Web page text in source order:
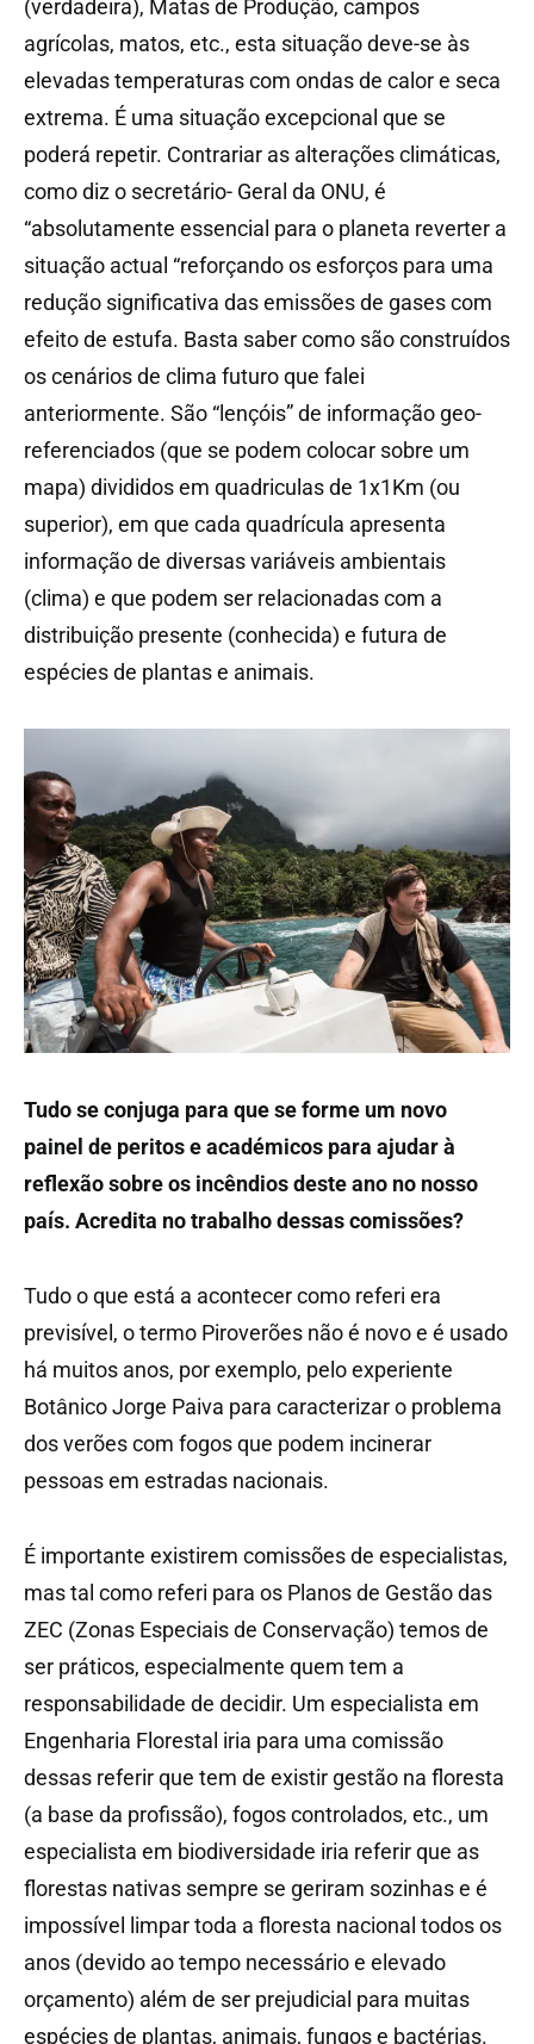
(verdadeira), Matas de Produção, campos
agrícolas, matos, etc., esta situação deve-se às
elevadas temperaturas com ondas de calor e seca
extrema. É uma situação excepcional que se
poderá repetir. Contrariar as alterações climáticas,
como diz o secretário- Geral da ONU, é
“absolutamente essencial para o planeta reverter a
situação actual “reforçando os esforços para uma
redução significativa das emissões de gases com
efeito de estufa. Basta saber como são construídos
os cenários de clima futuro que falei
anteriormente. São “lençóis” de informação geo-
referenciados (que se podem colocar sobre um
mapa) divididos em quadriculas de 1x1Km (ou
superior), em que cada quadrícula apresenta
informação de diversas variáveis ambientais
(clima) e que podem ser relacionadas com a
distribuição presente (conhecida) e futura de
espécies de plantas e animais.
Tudo se conjuga para que se forme um novo
painel de peritos e académicos para ajudar à
reflexão sobre os incêndios deste ano no nosso
país. Acredita no trabalho dessas comissões?
Tudo o que está a acontecer como referi era
previsível, o termo Piroverões não é novo e é usado
há muitos anos, por exemplo, pelo experiente
Botânico Jorge Paiva para caracterizar o problema
dos verões com fogos que podem incinerar
pessoas em estradas nacionais.
É importante existirem comissões de especialistas,
mas tal como referi para os Planos de Gestão das
ZEC (Zonas Especiais de Conservação) temos de
ser práticos, especialmente quem tem a
responsabilidade de decidir. Um especialista em
Engenharia Florestal iria para uma comissão
dessas referir que tem de existir gestão na floresta
(a base da profissão), fogos controlados, etc., um
especialista em biodiversidade iria referir que as
florestas nativas sempre se geriram sozinhas e é
impossível limpar toda a floresta nacional todos os
anos (devido ao tempo necessário e elevado
orçamento) além de ser prejudicial para muitas
espécies de plantas, animais, fungos e bactérias.